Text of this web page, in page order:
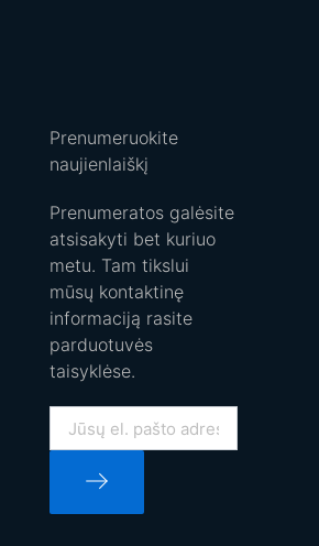
Prenumeruokite
naujienlaiškį
Prenumeratos galėsite
atsisakyti bet kuriuo
metu. Tam tikslui
mūsų kontaktinę
informaciją rasite
parduotuvės
taisyklėse.